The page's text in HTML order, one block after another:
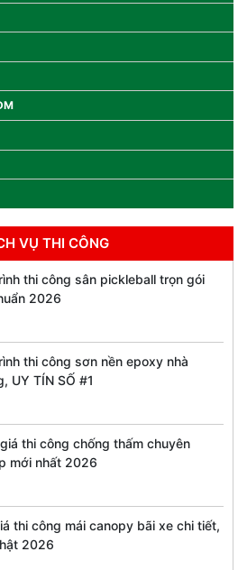
VỤ THI CÔNG
thi công sân pickleball trọn gói
2026
thi công sơn nền epoxy nhà
UY TÍN SỐ #1
thi công chống thấm chuyên
mới nhất 2026
thi công mái canopy bãi xe chi tiết,
2026